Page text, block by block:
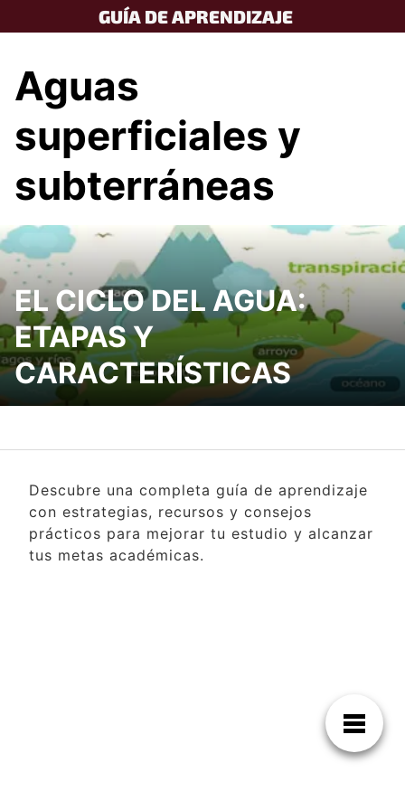
to
GUÍA DE APRENDIZAJE
Aguas
superficiales y
subterráneas
EL CICLO DEL AGUA:
ETAPAS Y
CARACTERÍSTICAS
Descubre una completa guía de aprendizaje
con estrategias, recursos y consejos
prácticos para mejorar tu estudio y alcanzar
tus metas académicas.